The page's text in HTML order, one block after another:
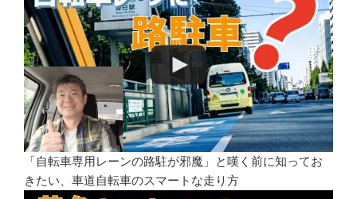
「自転車専用レーンの路駐が邪魔」と嘆く前に知ってお
きたい、車道自転車のスマートな走り方